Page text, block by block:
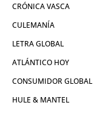
CRÓNICA VASCA
CULEMANÍA
LETRA GLOBAL
ATLÁNTICO HOY
CONSUMIDOR GLOBAL
HULE & MANTEL